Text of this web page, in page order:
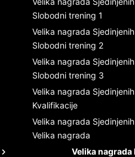
Slobodni trening 1
Velika nagrada
Slobodni trening 2
Velika nagrada
Slobodni trening 3
Velika nagrada
Kvalifikacije
Velika nagrada
Velika nagrada
Velika nagrada